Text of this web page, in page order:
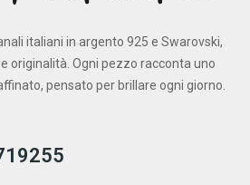
italiani in argento 925 e Swarovski,
originalità. Ogni pezzo racconta uno
pensato per brillare ogni giorno.